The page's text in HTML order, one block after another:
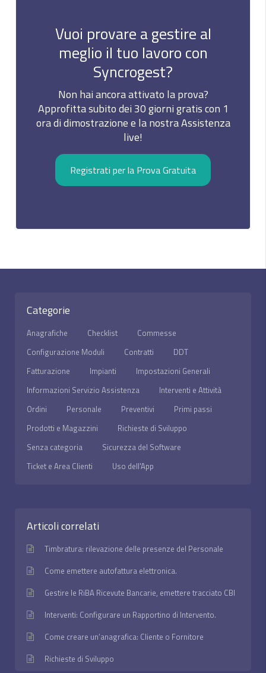
Vuoi provare a gestire al
meglio il tuo lavoro con
Syncrogest?
Non hai ancora attivato la prova?
Approfitta subito dei 30 giorni gratis con 1
ora di dimostrazione e la nostra Assistenza
live!
Registrati per la Prova Gratuita
Categorie
Anagrafiche Checklist
Commesse
Configurazione Moduli
Contratti
DDT
Fatturazione
Impianti
Impostazioni Generali
Informazioni Servizio Assistenza
Interventi e Attività
Ordini
Personale Preventivi
Primi passi
Prodotti e Magazzini
Richieste di Sviluppo
Senza categoria
Sicurezza del Software
Ticket e Area Clienti
Uso dell'App
Articoli correlati
Timbratura: rilevazione delle presenze del Personale
Come emettere autofattura elettronica.
Gestire le RiBA Ricevute Bancarie, emettere tracciato CBI
Interventi: Configurare un Rapportino di Intervento.
Come creare un’anagrafica: Cliente o Fornitore
Richieste di Sviluppo